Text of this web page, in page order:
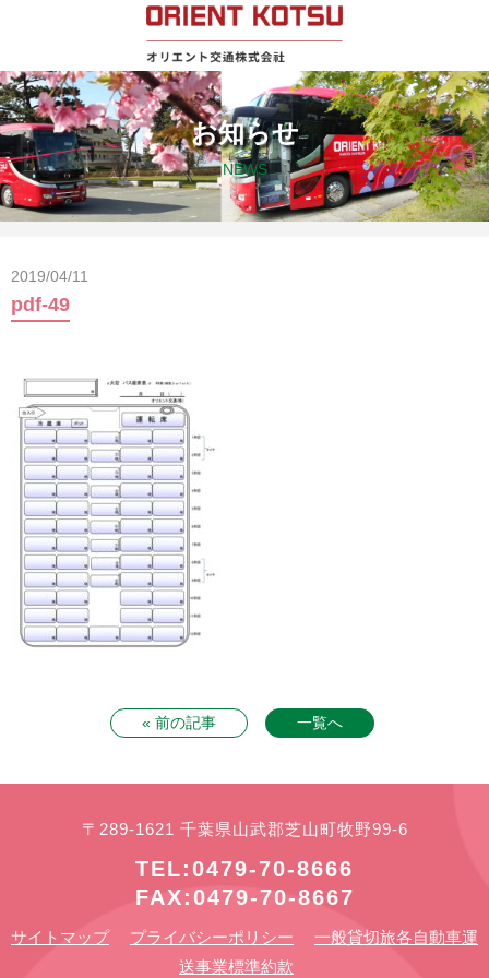
お知らせ
NEWS
2019/04/11
pdf-49
« 前の記事 一覧へ
〒289-1621 千葉県山武郡芝山町牧野99-6
TEL:0479-70-8666
FAX:0479-70-8667
サイトマップ プライバシーポリシー
一般貸切旅各自動車運
送事業標準約款